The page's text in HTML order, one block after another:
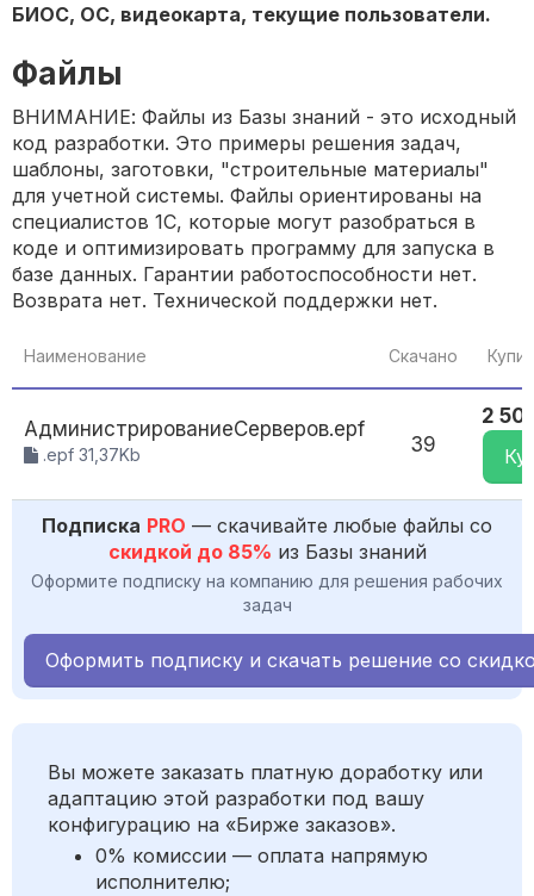
БИОС, ОС, видеокарта, текущие пользователи.
Файлы
ВНИМАНИЕ: Файлы из Базы знаний - это исходный
код разработки. Это примеры решения задач,
шаблоны, заготовки, "строительные материалы"
для учетной системы. Файлы ориентированы на
специалистов 1С, которые могут разобраться в
коде и оптимизировать программу для запуска в
базе данных. Гарантии работоспособности нет.
Возврата нет. Технической поддержки нет.
Наименование Скачано
АдминистрированиеСерверов.epf
.epf 31,37Kb 39
2
Подписка PRO — скачивайте любые файлы со
скидкой до 85% из Базы знаний
Оформите подписку на компанию для решения рабочих
задач
Оформить подписку и скачать решение со
Вы можете заказать платную доработку или
адаптацию этой разработки под вашу
конфигурацию на «Бирже заказов».
0% комиссии — оплата напрямую
исполнителю;